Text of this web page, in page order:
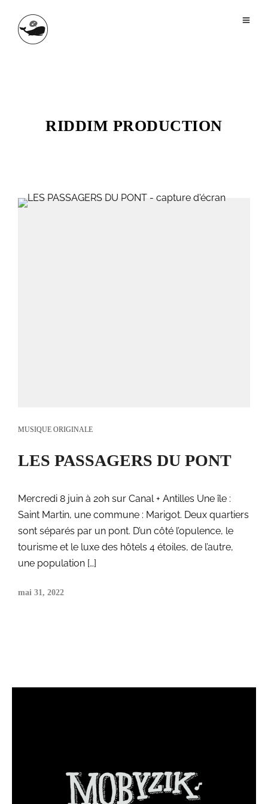
RIDDIM PRODUCTION
MUSIQUE ORIGINALE
LES PASSAGERS DU PONT
Mercredi 8 juin à 20h sur Canal + Antilles Une île :
Saint Martin, une commune : Marigot. Deux quartiers
sont séparés par un pont. D’un côté l’opulence, le
tourisme et le luxe des hôtels 4 étoiles, de l’autre,
une population […]
mai 31, 2022